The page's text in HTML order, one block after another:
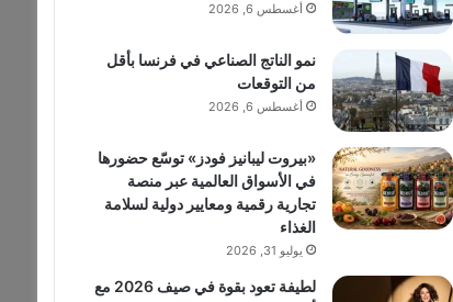
أغسطس 6, 2026
نمو الناتج الصناعي في فرنسا بأقل
من التوقعات
أغسطس 6, 2026
«بيروت ليبانيز فودز» توسّع حضورها
في الأسواق العالمية عبر منصة
تجارية رقمية ومعايير دولية لسلامة
الغذاء
يوليو 31, 2026
لطيفة تعود بقوة في صيف 2026 مع